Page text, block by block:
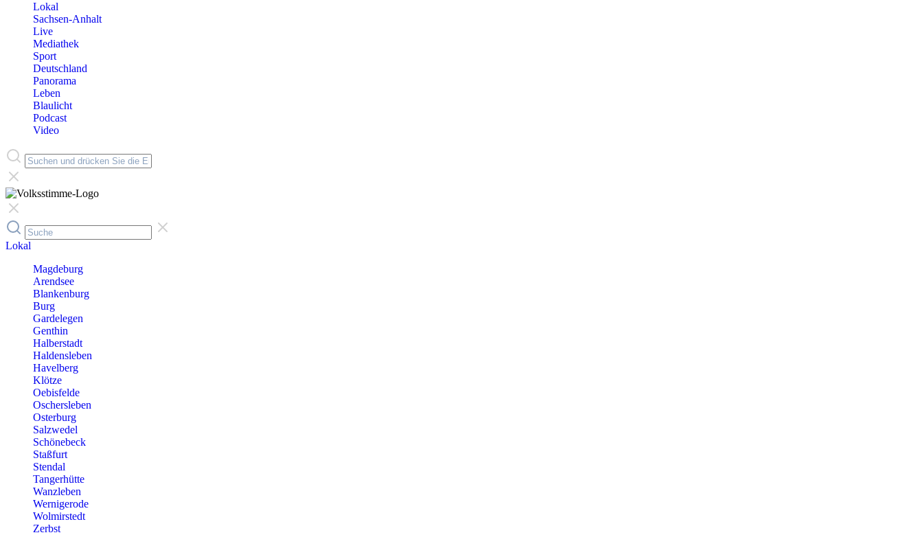
Lokal
Sachsen-Anhalt
Live
Mediathek
Sport
Deutschland
Panorama
Leben
Blaulicht
Podcast
Video
Lokal
Magdeburg
Arendsee
Blankenburg
Burg
Gardelegen
Genthin
Halberstadt
Haldensleben
Havelberg
Klötze
Oebisfelde
Oschersleben
Osterburg
Salzwedel
Schönebeck
Staßfurt
Stendal
Tangerhütte
Wanzleben
Wernigerode
Wolmirstedt
Zerbst